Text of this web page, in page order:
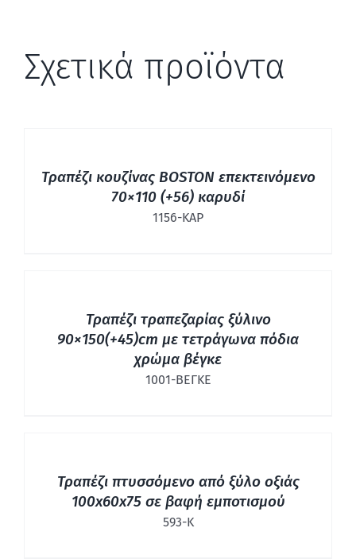
Σχετικά προϊόντα
Τραπέζι κουζίνας BOSTON επεκτεινόμενο
70×110 (+56) καρυδί
1156-ΚΑΡ
Τραπέζι τραπεζαρίας ξύλινο
90×150(+45)cm με τετράγωνα πόδια
χρώμα βέγκε
1001-ΒΕΓΚΕ
Τραπέζι πτυσσόμενο από ξύλο οξιάς
100x60x75 σε βαφή εμποτισμού
593-Κ